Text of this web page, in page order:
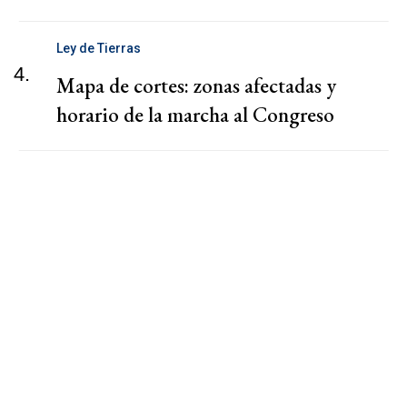
4.
Ley de Tierras
Mapa de cortes: zonas afectadas y
horario de la marcha al Congreso